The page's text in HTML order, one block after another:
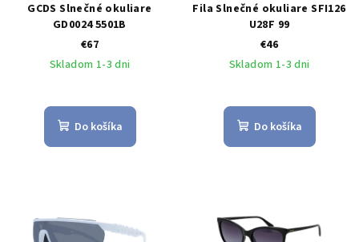
GCDS Slnečné okuliare
GD0024 5501B
€67
Skladom 1-3 dni
Do košíka
Fila Slnečné okuliare SFI126
U28F 99
€46
Skladom 1-3 dni
Do košíka